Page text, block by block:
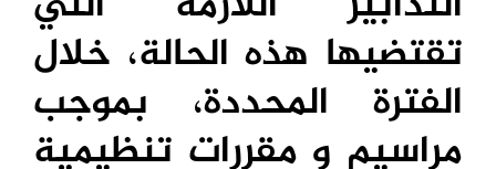
تقتضيها هذه الحالة، خلال
الفترة المحددة، بموجب
مراسيم و مقررات تنظيمية